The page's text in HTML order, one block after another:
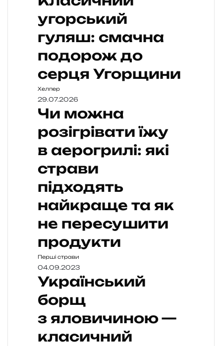
угорський
гуляш: смачна
подорож до
серця Угорщини
Хелпер
29.07.2026
Чи можна
розігрівати їжу
в аерогрилі: які
страви
підходять
найкраще та як
не пересушити
продукти
Перші страви
04.09.2023
Український
борщ
з яловичиною —
класичний